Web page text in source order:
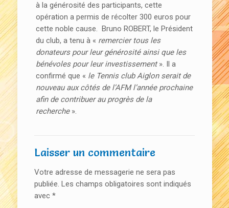
à la générosité des participants, cette
opération a permis de récolter 300 euros pour
cette noble cause. Bruno ROBERT, le Président
du club, a tenu à « remercier tous les
donateurs pour leur générosité ainsi que les
bénévoles pour leur investissement». Il a
confirmé que « le Tennis club Aiglon serait de
nouveau aux côtés de l’AFM l’année prochaine
afin de contribuer au progrès de la
recherche».
Laisser un commentaire
Votre adresse de messagerie ne sera pas
publiée. Les champs obligatoires sont indiqués
avec *